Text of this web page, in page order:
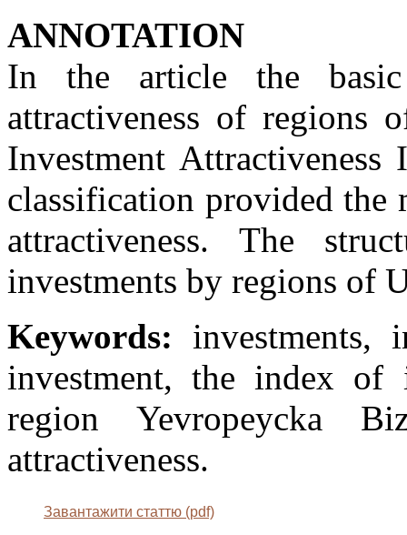
ANNOTATION
In the article the
attractiveness of regions
Investment Attractiveness
classification provided the
attractiveness. The
investments by regions of
Keywords: investments,
investment, the index of
region Yevropeycka
attractiveness.
Завантажити статтю (pdf)